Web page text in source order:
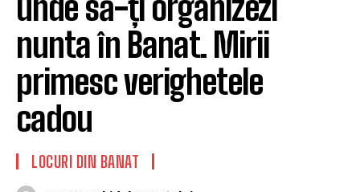
unde să-ți organizezi
nunta în Banat. Mirii
primesc verighetele
cadou
LOCURI DIN BANAT